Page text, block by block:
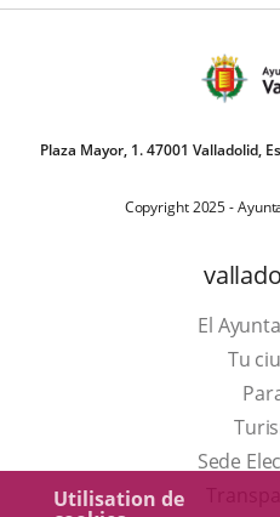
Utilisation de
Plaza Mayor, 1. 47001 Valladolid,
Copyright 2025 -
El
Tu
Sede